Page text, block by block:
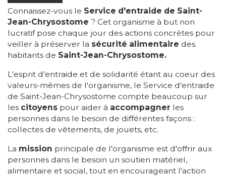
Connaissez-vous le Service d'entraide de Saint-
Jean-Chrysostome ? Cet organisme à but non
lucratif pose chaque jour des actions concrètes pour
veiller à préserver la sécurité alimentaire des
habitants de Saint-Jean-Chrysostome.
L'esprit d'entraide et de solidarité étant au coeur des
valeurs-mêmes de l'organisme, le Service d'entraide
de Saint-Jean-Chrysostome compte beaucoup sur
les citoyens pour aider à accompagner les
personnes dans le besoin de différentes façons :
collectes de vêtements, de jouets, etc.
La mission principale de l'organisme est d'offrir aux
personnes dans le besoin un soutien matériel,
alimentaire et social, tout en encourageant l'action